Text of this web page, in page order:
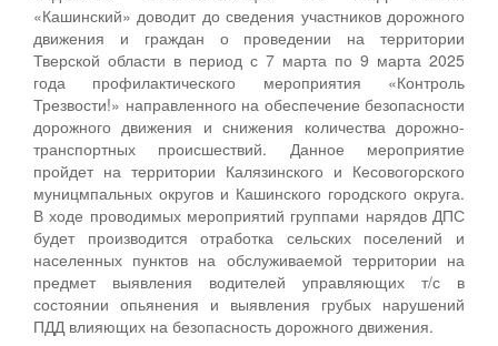
«Кашинский» доводит до сведения участников дорожного
движения и граждан о проведении на территории
Тверской области в период с 7 марта по 9 марта 2025
года профилактического мероприятия «Контроль
Трезвости!» направленного на обеспечение безопасности
дорожного движения и снижения количества дорожно-
транспортных происшествий. Данное мероприятие
пройдет на территории Калязинского и Кесовогорского
муницмпальных округов и Кашинского городского округа.
В ходе проводимых мероприятий группами нарядов ДПС
будет производится отработка сельских поселений и
населенных пунктов на обслуживаемой территории на
предмет выявления водителей управляющих т/с в
состоянии опьянения и выявления грубых нарушений
ПДД влияющих на безопасность дорожного движения.